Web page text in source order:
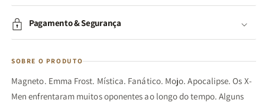
Pagamento & Segurança
SOBRE O PRODUTO
Magneto. Emma Frost. Mística. Fanático. Mojo. Apocalipse. Os X-
Men enfrentaram muitos oponentes ao longo do tempo. Alguns